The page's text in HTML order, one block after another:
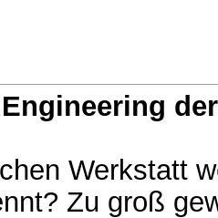
Werkstatt
Zu groß